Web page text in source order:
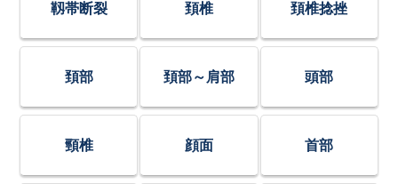
靱帯断裂 頚椎 頚椎捻挫
頚部 頚部～肩部 頭部
頸椎 顔面 首部